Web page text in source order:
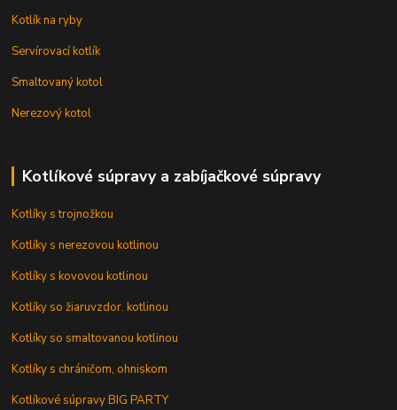
Kotlík na ryby
Servírovací kotlík
Smaltovaný kotol
Nerezový kotol
Kotlíkové súpravy a zabíjačkové súpravy
Kotlíky s trojnožkou
Kotlíky s nerezovou kotlinou
Kotlíky s kovovou kotlinou
Kotlíky so žiaruvzdor. kotlinou
Kotlíky so smaltovanou kotlinou
Kotlíky s chráničom, ohniskom
Kotlíkové súpravy BIG PARTY